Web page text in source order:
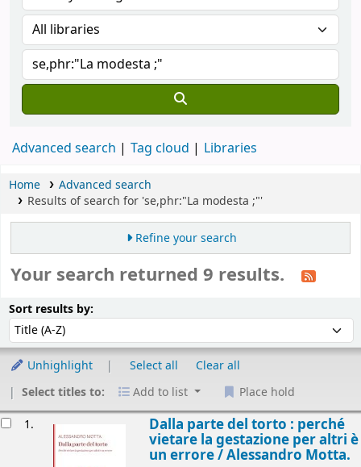
Advanced search Tag cloud Libraries
Home
Advanced search
Results of search for 'se,phr:"La modesta ;"'
Refine your search
Your search returned 9 results.
Sort results by:
Unhighlight Select all
Clear all
Select titles to:
Add to list Place hold
1. Dalla parte del torto : perché
vietare la gestazione per altri è
un errore /Alessandro Motta.